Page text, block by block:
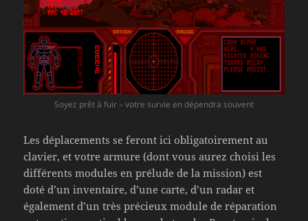
Soyez prêt à fuir – votre survie en dépendra souvent
Les déplacements se feront ici obligatoirement au
clavier, et votre armure (dont vous aurez choisi les
différents modules en prélude de la mission) est
doté d’un inventaire, d’une carte, d’un radar et
également d’un très précieux module de réparation